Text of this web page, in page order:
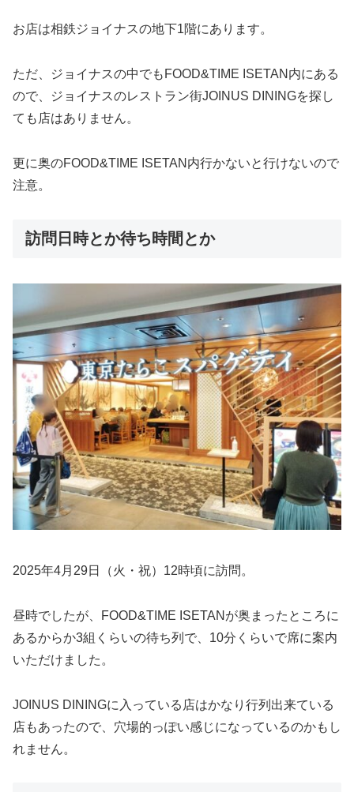
お店は相鉄ジョイナスの地下1階にあります。
ただ、ジョイナスの中でもFOOD&TIME ISETAN内にある
ので、ジョイナスのレストラン街JOINUS DININGを探し
ても店はありません。
更に奥のFOOD&TIME ISETAN内行かないと行けないので
注意。
訪問日時とか待ち時間とか
2025年4月29日（火・祝）12時頃に訪問。
昼時でしたが、FOOD&TIME ISETANが奥まったところに
あるからか3組くらいの待ち列で、10分くらいで席に案内
いただけました。
JOINUS DININGに入っている店はかなり行列出来ている
店もあったので、穴場的っぽい感じになっているのかもし
れません。